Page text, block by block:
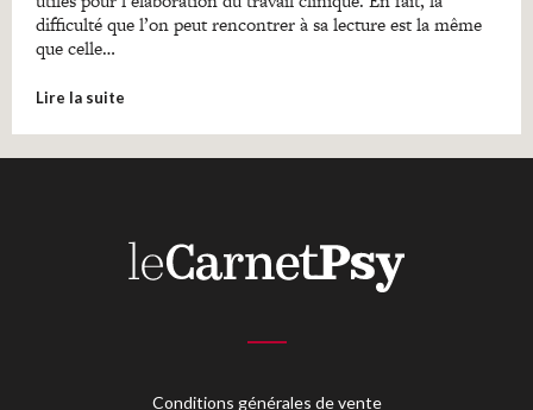
difficulté que l’on peut rencontrer à sa lecture est la même
que celle…
Lire la suite
Conditions générales de vente